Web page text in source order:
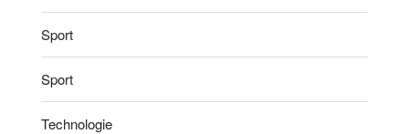
Sport
Sport
Technologie